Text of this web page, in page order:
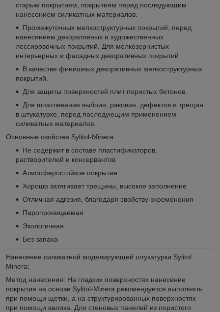
старым покрытиям, покрытиям перед последующим
нанесением силикатных материалов.
Промежуточных мелкоструктурных покрытий, перед
нанесением декоративных и художественных
лессировочных покрытий. Для мелкозернистых
интерьерных и фасадных декоративных покрытий
В качестве финишных декоративных мелкоструктурных
покрытий.
Для защиты поверхностей плит пористых бетонов.
Для шпатлевания выбоин, раковин, дефектов и трещин
в штукатурке, перед последующим применением
силикатных материалов.
Основные свойства Sylitol-Minera:
Не содержит в составе пластификаторов,
растворителей и консервантов
Атмосферостойкое покрытие
Хорошо затягивает трещины, высокое заполнение
Отличная адгезия, благодаря свойству окременения
Паропроницаемая
Экологичная
Без запаха
Нанесение силикатной моделирующей штукатурки Sylitol
Minera:
Метод нанесения: На гладких поверхностях нанесение
покрытия на основе Sylitol-Minera рекомендуется выполнять
при помощи щетки, а на структурированных поверхностях –
при помощи валика. Для стеновых панелей из пористого